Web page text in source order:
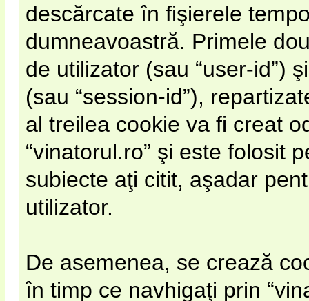
descărcate în fişierele
dumneavoastră. Primele
de utilizator (sau “user-id”)
(sau “session-id”),
al treilea cookie va fi creat
“vinatorul.ro” şi este folosit
subiecte aţi citit, aşadar
utilizator.
De asemenea, se crează
în timp ce navhigaţi prin